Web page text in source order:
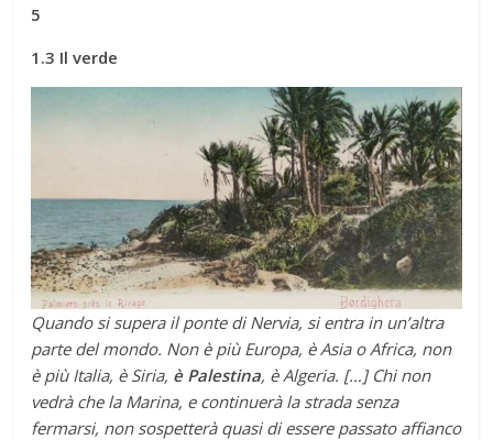
5
1.3 Il verde
Quando si supera il ponte di Nervia, si entra in un’altra
parte del mondo. Non è più Europa, è Asia o Africa, non
è più Italia, è Siria, è Palestina, è Algeria. […] Chi non
vedrà che la Marina, e continuerà la strada senza
fermarsi, non sospetterà quasi di essere passato affianco